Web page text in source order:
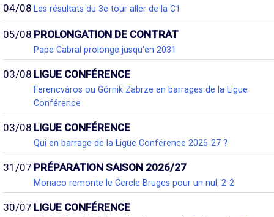
04/08 Les résultats du 3e tour aller de la C1
05/08 PROLONGATION DE CONTRAT
Pape Cabral prolonge jusqu'en 2031
03/08 LIGUE CONFÉRENCE
Ferencváros ou Górnik Zabrze en barrages de la Ligue
Conférence
03/08 LIGUE CONFÉRENCE
Qui en barrage de la Ligue Conférence 2026-27 ?
31/07 PRÉPARATION SAISON 2026/27
Monaco remonte le Cercle Bruges pour un nul, 2-2
30/07 LIGUE CONFÉRENCE